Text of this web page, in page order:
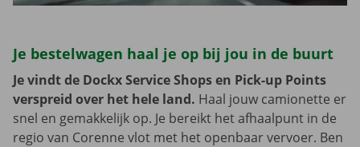
Je bestelwagen haal je op bij jou in de buurt
Je vindt de Dockx Service Shops en Pick-up Points
verspreid over het hele land. Haal jouw camionette er
snel en gemakkelijk op. Je bereikt het afhaalpunt in de
regio van Corenne vlot met het openbaar vervoer. Ben